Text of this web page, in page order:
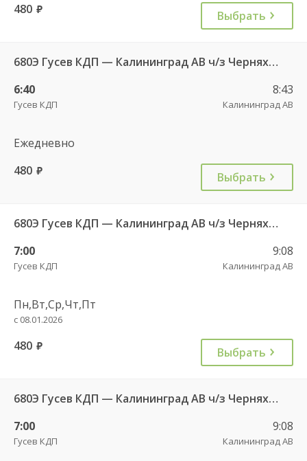
480 руб. Выбрать
680Э Гусев КДП — Калининград АВ ч/з Черняховск АС
6:40
Гусев КДП
8:43
Калининград АВ
Ежедневно
480 руб. Выбрать
680Э Гусев КДП — Калининград АВ ч/з Черняховск АС
7:00
Гусев КДП
9:08
Калининград АВ
Пн,Вт,Ср,Чт,Пт
с 08.01.2026
480 руб. Выбрать
680Э Гусев КДП — Калининград АВ ч/з Черняховск АС
7:00
Гусев КДП
9:08
Калининград АВ